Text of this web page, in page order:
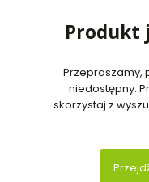
Produkt
Przepraszamy,
niedostępny.
skorzystaj z